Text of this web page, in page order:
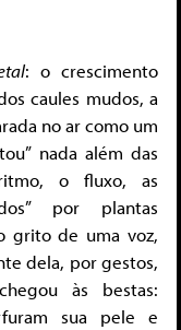
: o crescimento
caules mudos, a
no ar como um
nada além das
o fluxo, as
por plantas
grito de uma voz,
dela, por gestos,
às bestas:
sua pele e